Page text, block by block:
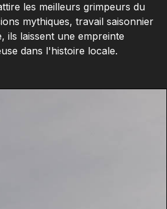
les meilleurs grimpeurs du
mythiques, travail saisonnier
ils laissent une empreinte
dans l'histoire locale.